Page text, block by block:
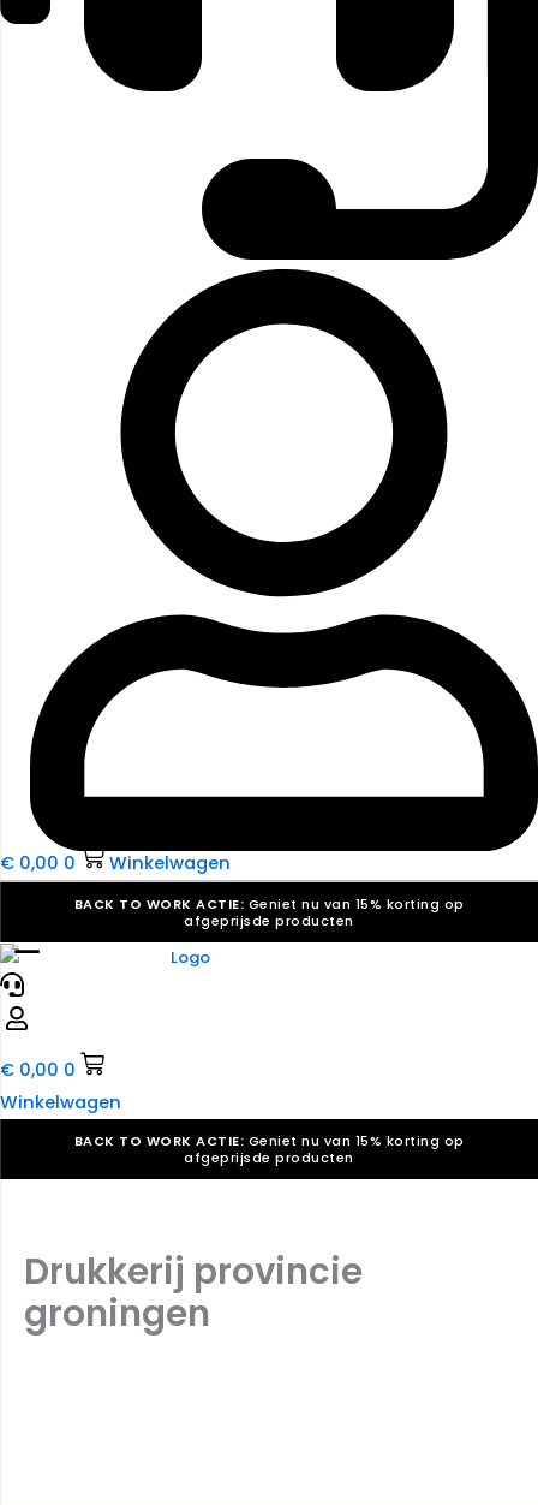
€ 0,00 0 Winkelwagen
BACK TO WORK ACTIE: Geniet nu van 15% korting op
afgeprijsde producten
Verkiezingsdrukwerk nodig? Maak indruk, win stemmen.
☰
€ 0,00 0
Winkelwagen
BACK TO WORK ACTIE: Geniet nu van 15% korting op
afgeprijsde producten
Speciaal verzoek? We maken graag een offerte die
past. | Offerte aanvragen
Drukkerij provincie
groningen